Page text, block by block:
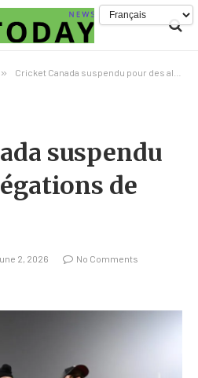
» Cricket Canada suspendu pour des allégations de corruption
suspendu
de
2, 2026 No Comments